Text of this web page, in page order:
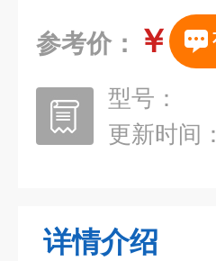
参考价： ￥
型号：
更新时间：
详情介绍